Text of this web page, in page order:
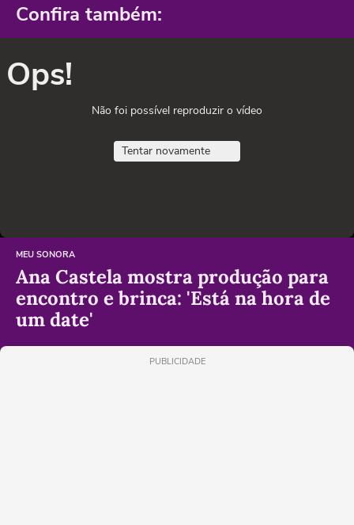
Confira também:
Ops!
Não foi possível reproduzir o vídeo
Tentar novamente
MEU SONORA
Ana Castela mostra produção para
encontro e brinca: 'Está na hora de
um date'
PUBLICIDADE